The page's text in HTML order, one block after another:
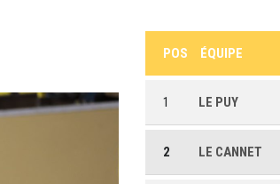
POS ÉQUIPE
1 LE PUY
2 LE CANNET